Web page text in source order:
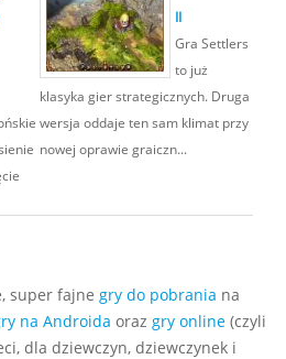
II
Gra Settlers
to już
klasyka gier strategicznych. Druga
wersja oddaje ten sam klimat przy
nowej oprawie graiczn...
super fajne gry do pobrania na
na Androida oraz gry online (czyli
dla dziewczyn, dziewczynek i